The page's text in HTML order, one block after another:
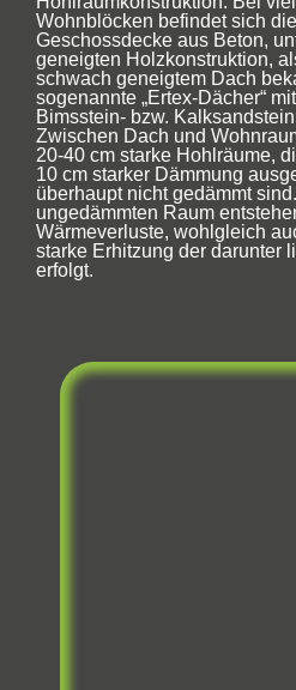
Wohnblöcken befindet sich
Geschossdecke aus Beton,
geneigten Holzkonstruktion,
schwach geneigtem Dach
sogenannte „Ertex-Dächer“
Bimsstein- bzw.
Zwischen Dach und
20-40 cm starke Hohlräume,
10 cm starker Dämmung
überhaupt nicht gedämmt
ungedämmten Raum
Wärmeverluste, wohlgleich
starke Erhitzung der darunter
erfolgt.